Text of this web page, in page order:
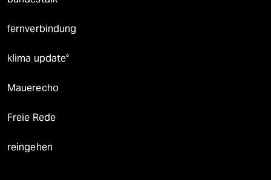
fernverbindung
klima update°
Mauerecho
Freie Rede
reingehen